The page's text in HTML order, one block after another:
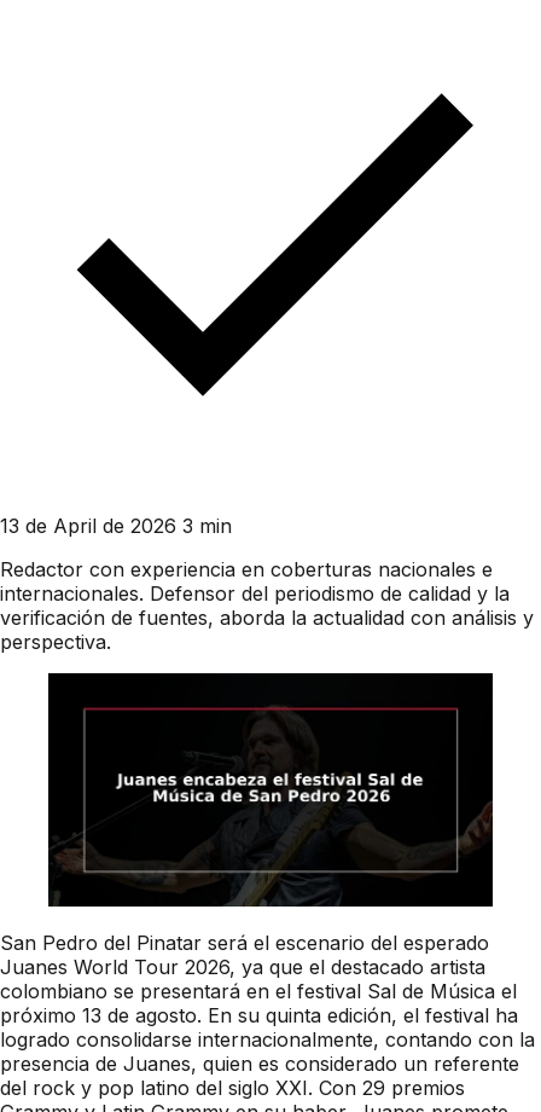
13 de April de 2026 3 min
Redactor con experiencia en coberturas nacionales e
internacionales. Defensor del periodismo de calidad y la
verificación de fuentes, aborda la actualidad con análisis y
perspectiva.
San Pedro del Pinatar será el escenario del esperado
Juanes World Tour 2026, ya que el destacado artista
colombiano se presentará en el festival Sal de Música el
próximo 13 de agosto. En su quinta edición, el festival ha
logrado consolidarse internacionalmente, contando con la
presencia de Juanes, quien es considerado un referente
del rock y pop latino del siglo XXI. Con 29 premios